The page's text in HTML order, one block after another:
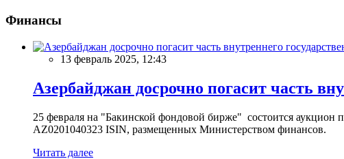
Финансы
13 февраль 2025, 12:43
Азербайджан досрочно погасит часть
25 февраля на "Бакинской фондовой бирже" состоится
AZ0201040323 ISIN, размещенных Министерством финансов.
Читать далее